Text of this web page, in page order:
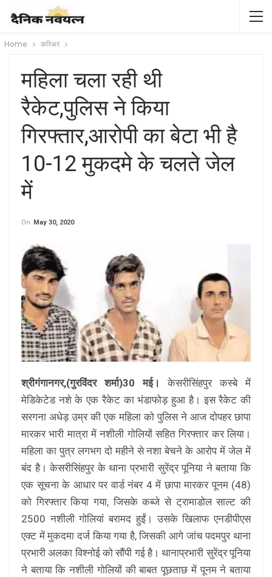
Home करिअर
महिला चला रही थी
रैकेट,पुलिस ने किया
गिरफ्तार,आरोपी का बेटा भी है
10-12 मुकदमे के चलते जेल
में
On May 30, 2020
श्रीगंगानगर,(गुरविंदर शर्मा)30 मई। केसरीसिंहपुर कस्बे में
मेडिकेटेड नशे के एक रैकेट का भंडाफोड़ हुआ है। इस रैकेट की
सरगना अधेड़ उम्र की एक महिला को पुलिस ने आज दोपहर छापा
मारकर भारी मात्रा में नशीली गोलियों सहित गिरफ्तार कर लिया।
महिला का पुत्र लगभग दो महीने से नशा बेचने के आरोप में जेल में
बंद है। केसरीसिंहपुर के थाना प्रभारी सुरेंद्र पूनिया ने बताया कि
एक सूचना के आधार पर वार्ड नंबर 4 में छापा मारकर पूनम (48)
को गिरफ्तार किया गया, जिसके कब्जे से ट्रामाडोल साल्ट की
2500 नशीली गोलियां बरामद हुईं। उसके खिलाफ एनडीपीएस
एक्ट में मुकदमा दर्ज किया गया है, जिसकी आगे जांच पदमपुर थाना
प्रभारी अलका विश्नोई को सौंपी गई है। थानाप्रभारी सुरेंद्र पूनिया
ने बताया कि नशीली गोलियों की बाबत पूछताछ में पूनम ने बताया